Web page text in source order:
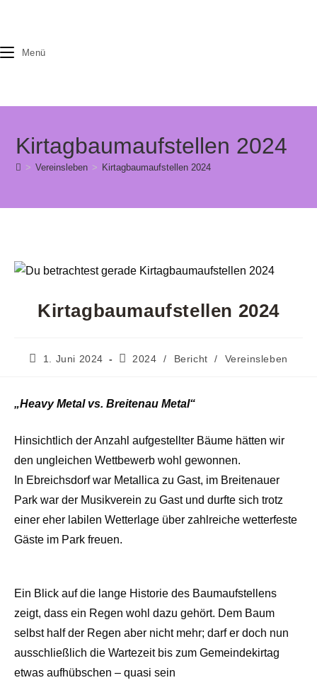
Menü
Kirtagbaumaufstellen 2024
> Vereinsleben > Kirtagbaumaufstellen 2024
Kirtagbaumaufstellen 2024
Beitrag
1. Juni 2024
Beitrags-
2024 / Bericht / Vereinsleben
„Heavy Metal vs. Breitenau Metal“
Hinsichtlich der Anzahl aufgestellter Bäume hätten wir
den ungleichen Wettbewerb wohl gewonnen.
In Ebreichsdorf war Metallica zu Gast, im Breitenauer
Park war der Musikverein zu Gast und durfte sich trotz
einer eher labilen Wetterlage über zahlreiche wetterfeste
Gäste im Park freuen.
Ein Blick auf die lange Historie des Baumaufstellens
zeigt, dass ein Regen wohl dazu gehört. Dem Baum
selbst half der Regen aber nicht mehr; darf er doch nun
ausschließlich die Wartezeit bis zum Gemeindekirtag
etwas aufhübschen – quasi sein